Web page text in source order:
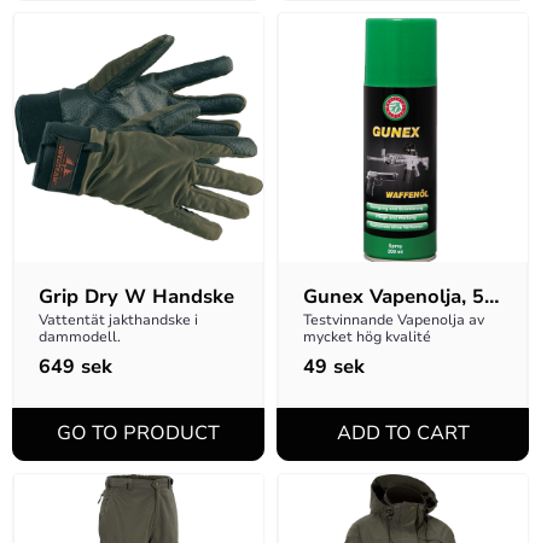
Grip Dry W Handske
Vattentät jakthandske i
dammodell.
649 sek
Gunex Vapenolja, 50
ml
Testvinnande Vapenolja av
mycket hög kvalité
49 sek